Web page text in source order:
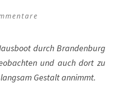
durch Brandenburg
und auch dort zu
Gestalt annimmt.